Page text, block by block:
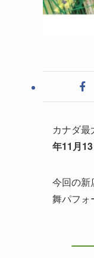
カナダ
年11月
今回の新
舞パフォ